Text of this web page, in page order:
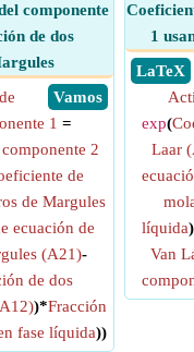
componente
de dos
​ Vamos
1 =
2
de
de Margules
ecuación de
(A21)-
de dos
)*Fracción
fase líquida))
1
​ LaTeX
exp(
Laar
líquida
Van